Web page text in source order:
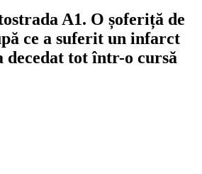
A1. O șoferiță de
ce a suferit un infarct
decedat tot într-o cursă